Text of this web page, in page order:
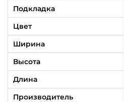
ф
и
т
о
в
а
я
Подкладка
Цвет
Ширина
Высота
Длина
Производитель